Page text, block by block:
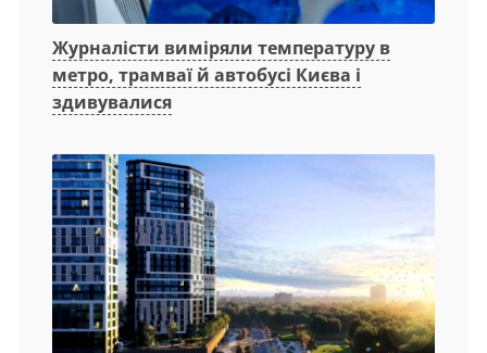
Журналісти виміряли температуру в
метро, трамваї й автобусі Києва і
здивувалися